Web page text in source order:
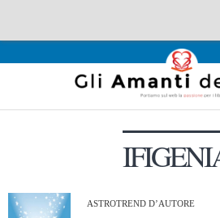
Recensioni
Interviste & Incontri
Chi siamo
ASTROTREND D’AUTORE